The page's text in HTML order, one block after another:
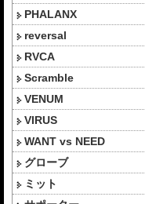
PHALANX
reversal
RVCA
Scramble
VENUM
VIRUS
WANT vs NEED
グローブ
ミット